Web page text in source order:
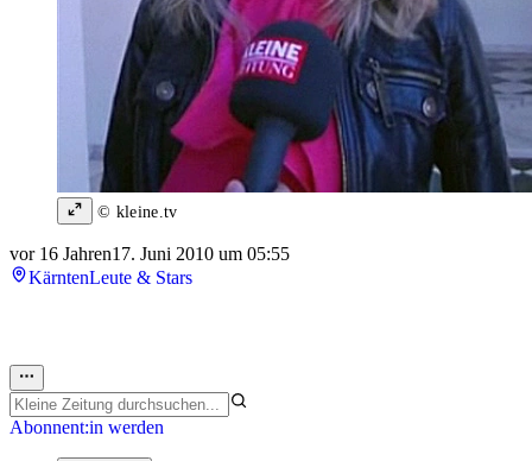
© kleine.tv
vor 16 Jahren17. Juni 2010 um 05:55
KärntenLeute & Stars
Abonnent:in werden